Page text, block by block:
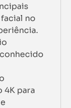
no
para